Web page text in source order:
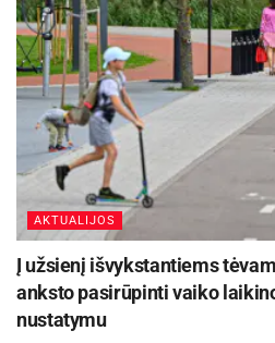
AKTUALIJOS
Į užsienį išvykstantiems
anksto pasirūpinti vaiko
nustatymu